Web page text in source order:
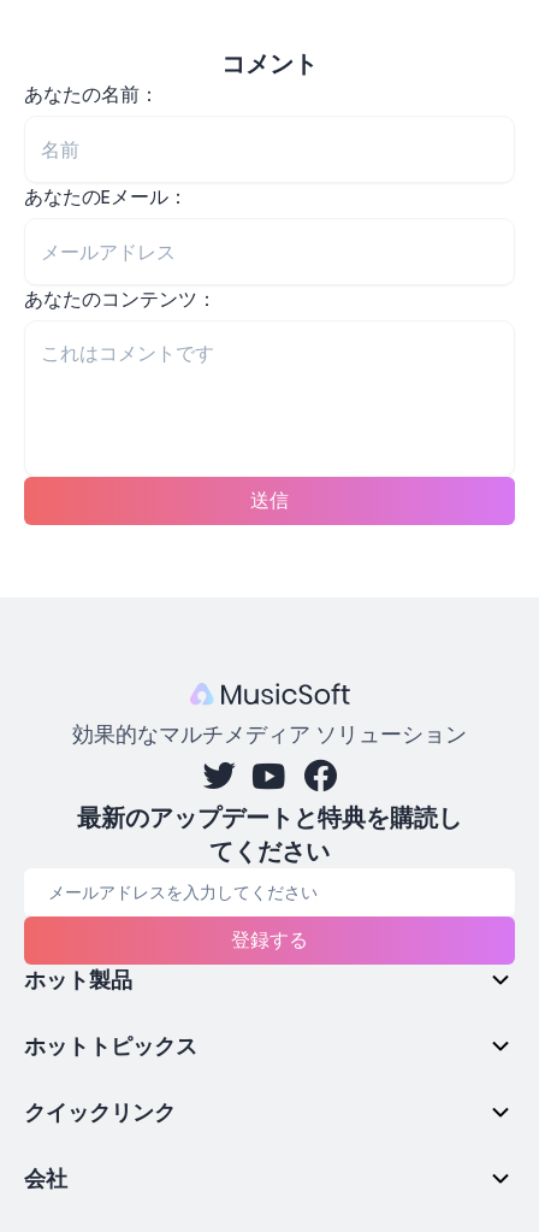
コメント
あなたの名前：
あなたのEメール：
あなたのコンテンツ：
送信
効果的なマルチメディア ソリューション
最新のアップデートと特典を購読し
てください
登録する
ホット製品
ホットトピックス
クイックリンク
会社